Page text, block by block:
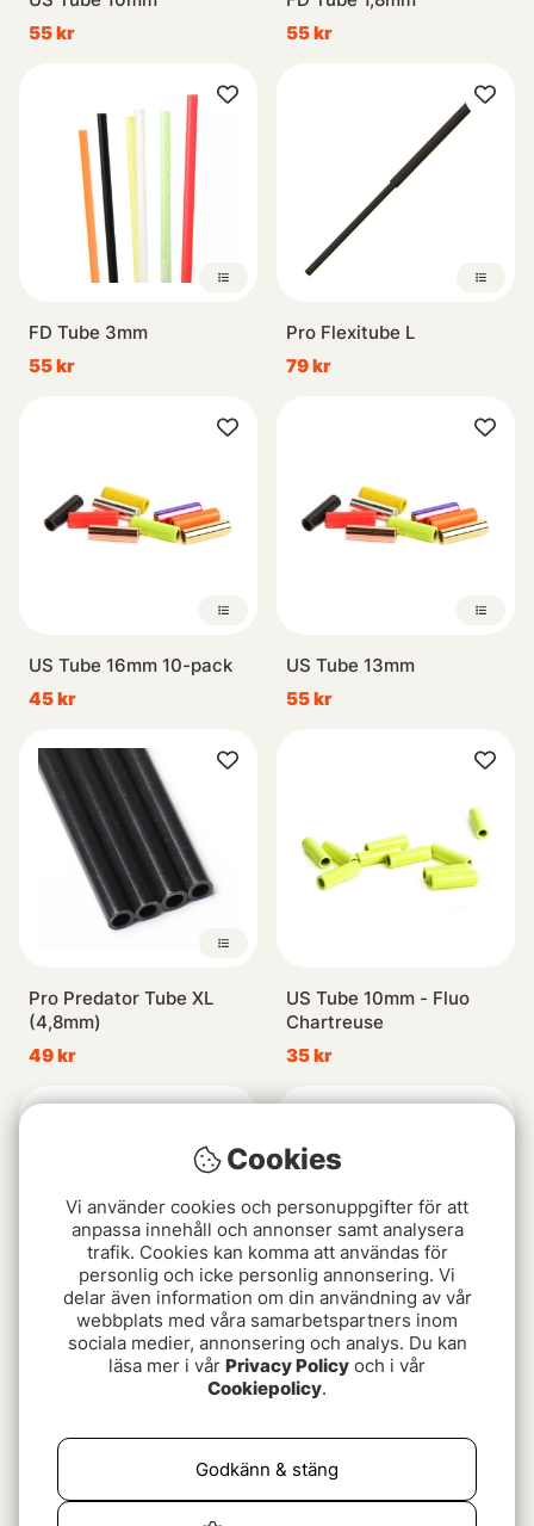
55 kr
55 kr
FD Tube 3mm
55 kr
Pro Flexitube L
79 kr
US Tube 16mm 10-pack
45 kr
US Tube 13mm
55 kr
Pro Predator Tube XL
(4,8mm)
49 kr
US Tube 10mm - Fluo
Chartreuse
35 kr
US Tube 6 mm
Mini Pluppis 10-pack
69 kr
Cookies
Vi använder cookies och personuppgifter för att
anpassa innehåll och annonser samt analysera
trafik. Cookies kan komma att användas för
personlig och icke personlig annonsering. Vi
delar även information om din användning av vår
webbplats med våra samarbetspartners inom
sociala medier, annonsering och analys. Du kan
läsa mer i vår Privacy Policy och i vår
Cookiepolicy.
Godkänn & stäng